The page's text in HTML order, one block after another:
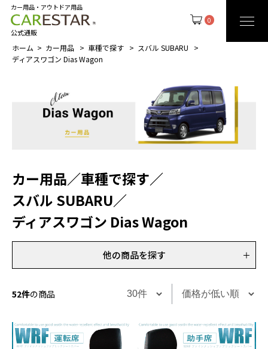
0
カー用品・アウトドア用品
公式通販
ホーム カー用品 車種で探す
スバル SUBARU
ディアスワゴン Dias Wagon
カー用品／車種で探す／
スバル SUBARU／
ディアスワゴン Dias Wagon
他の商品を探す
52件の商品